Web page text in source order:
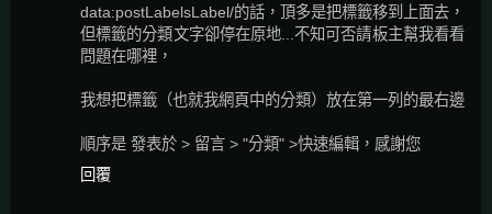
data:postLabelsLabel/的話，頂多是把標籤移到上面去，
但標籤的分類文字卻停在原地...不知可否請板主幫我看看
問題在哪裡，
我想把標籤（也就我網頁中的分類）放在第一列的最右邊
順序是 發表於 > 留言 > "分類" >快速編輯，感謝您
回覆